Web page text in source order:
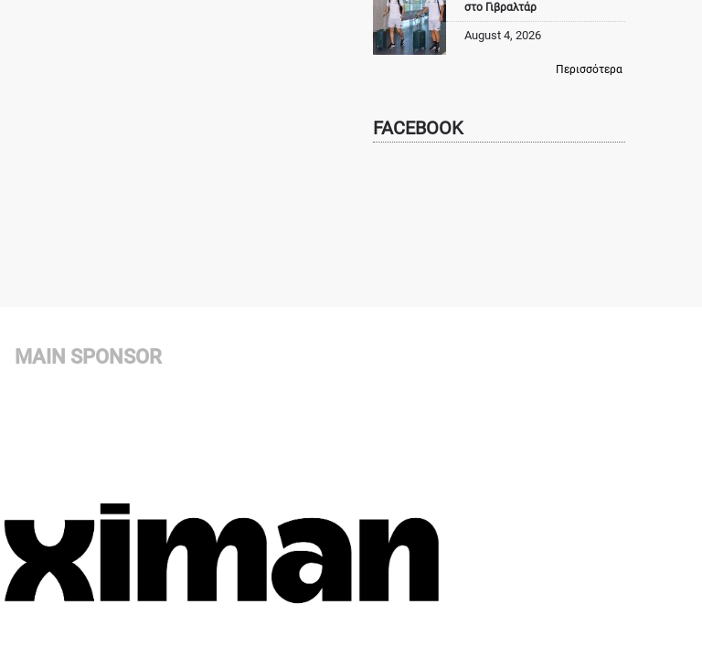
στο Γιβραλτάρ
August 4, 2026
Περισσότερα
FACEBOOK
MAIN SPONSOR